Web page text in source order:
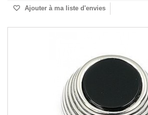
Ajouter à ma liste d'envies